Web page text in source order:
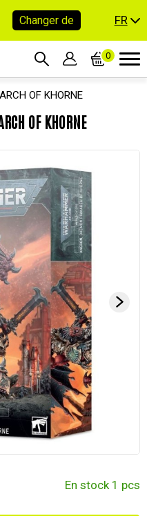
Changer de FR
0
OF KHORNE
OF KHORNE
En stock 1 pcs